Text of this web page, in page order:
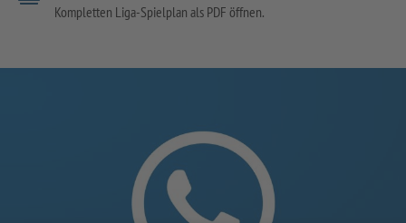
Kompletten Liga-Spielplan als PDF öffnen.